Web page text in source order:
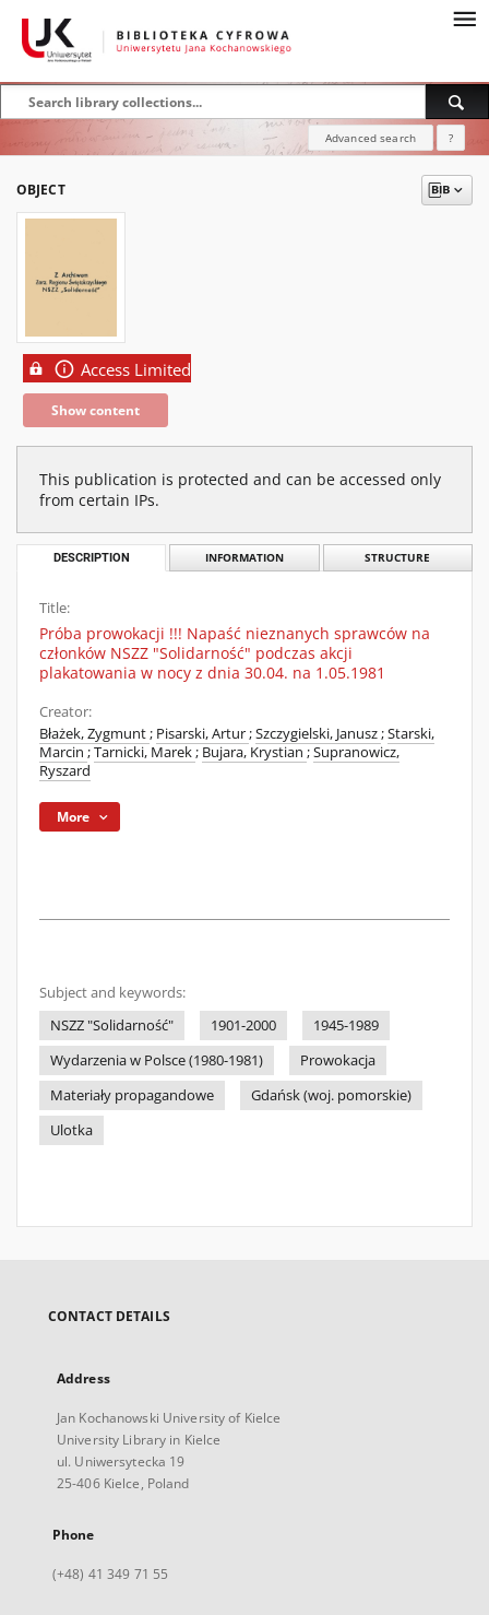
Advanced search ?
OBJECT
Access Limited
Show content
This publication is protected and can be accessed only
from certain IPs.
DESCRIPTION INFORMATION STRUCTURE
Title:
Próba prowokacji !!! Napaść nieznanych sprawców na
członków NSZZ "Solidarność" podczas akcji
plakatowania w nocy z dnia 30.04. na 1.05.1981
Creator:
Błażek, Zygmunt; Pisarski, Artur;Szczygielski, Janusz;Starski,
Marcin ;Tarnicki, Marek; Bujara, Krystian ;Supranowicz,
Ryszard
More
Subject and keywords:
NSZZ "Solidarność"
1901-2000
1945-1989
Wydarzenia w Polsce (1980-1981)
Prowokacja
Materiały propagandowe
Gdańsk (woj. pomorskie)
Ulotka
CONTACT DETAILS
Address
Jan Kochanowski University of Kielce
University Library in Kielce
ul. Uniwersytecka 19
25-406 Kielce, Poland
Phone
(+48) 41 349 71 55